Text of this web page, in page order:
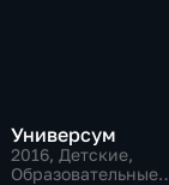
Универсум
2016, Детские,
Образовательные,